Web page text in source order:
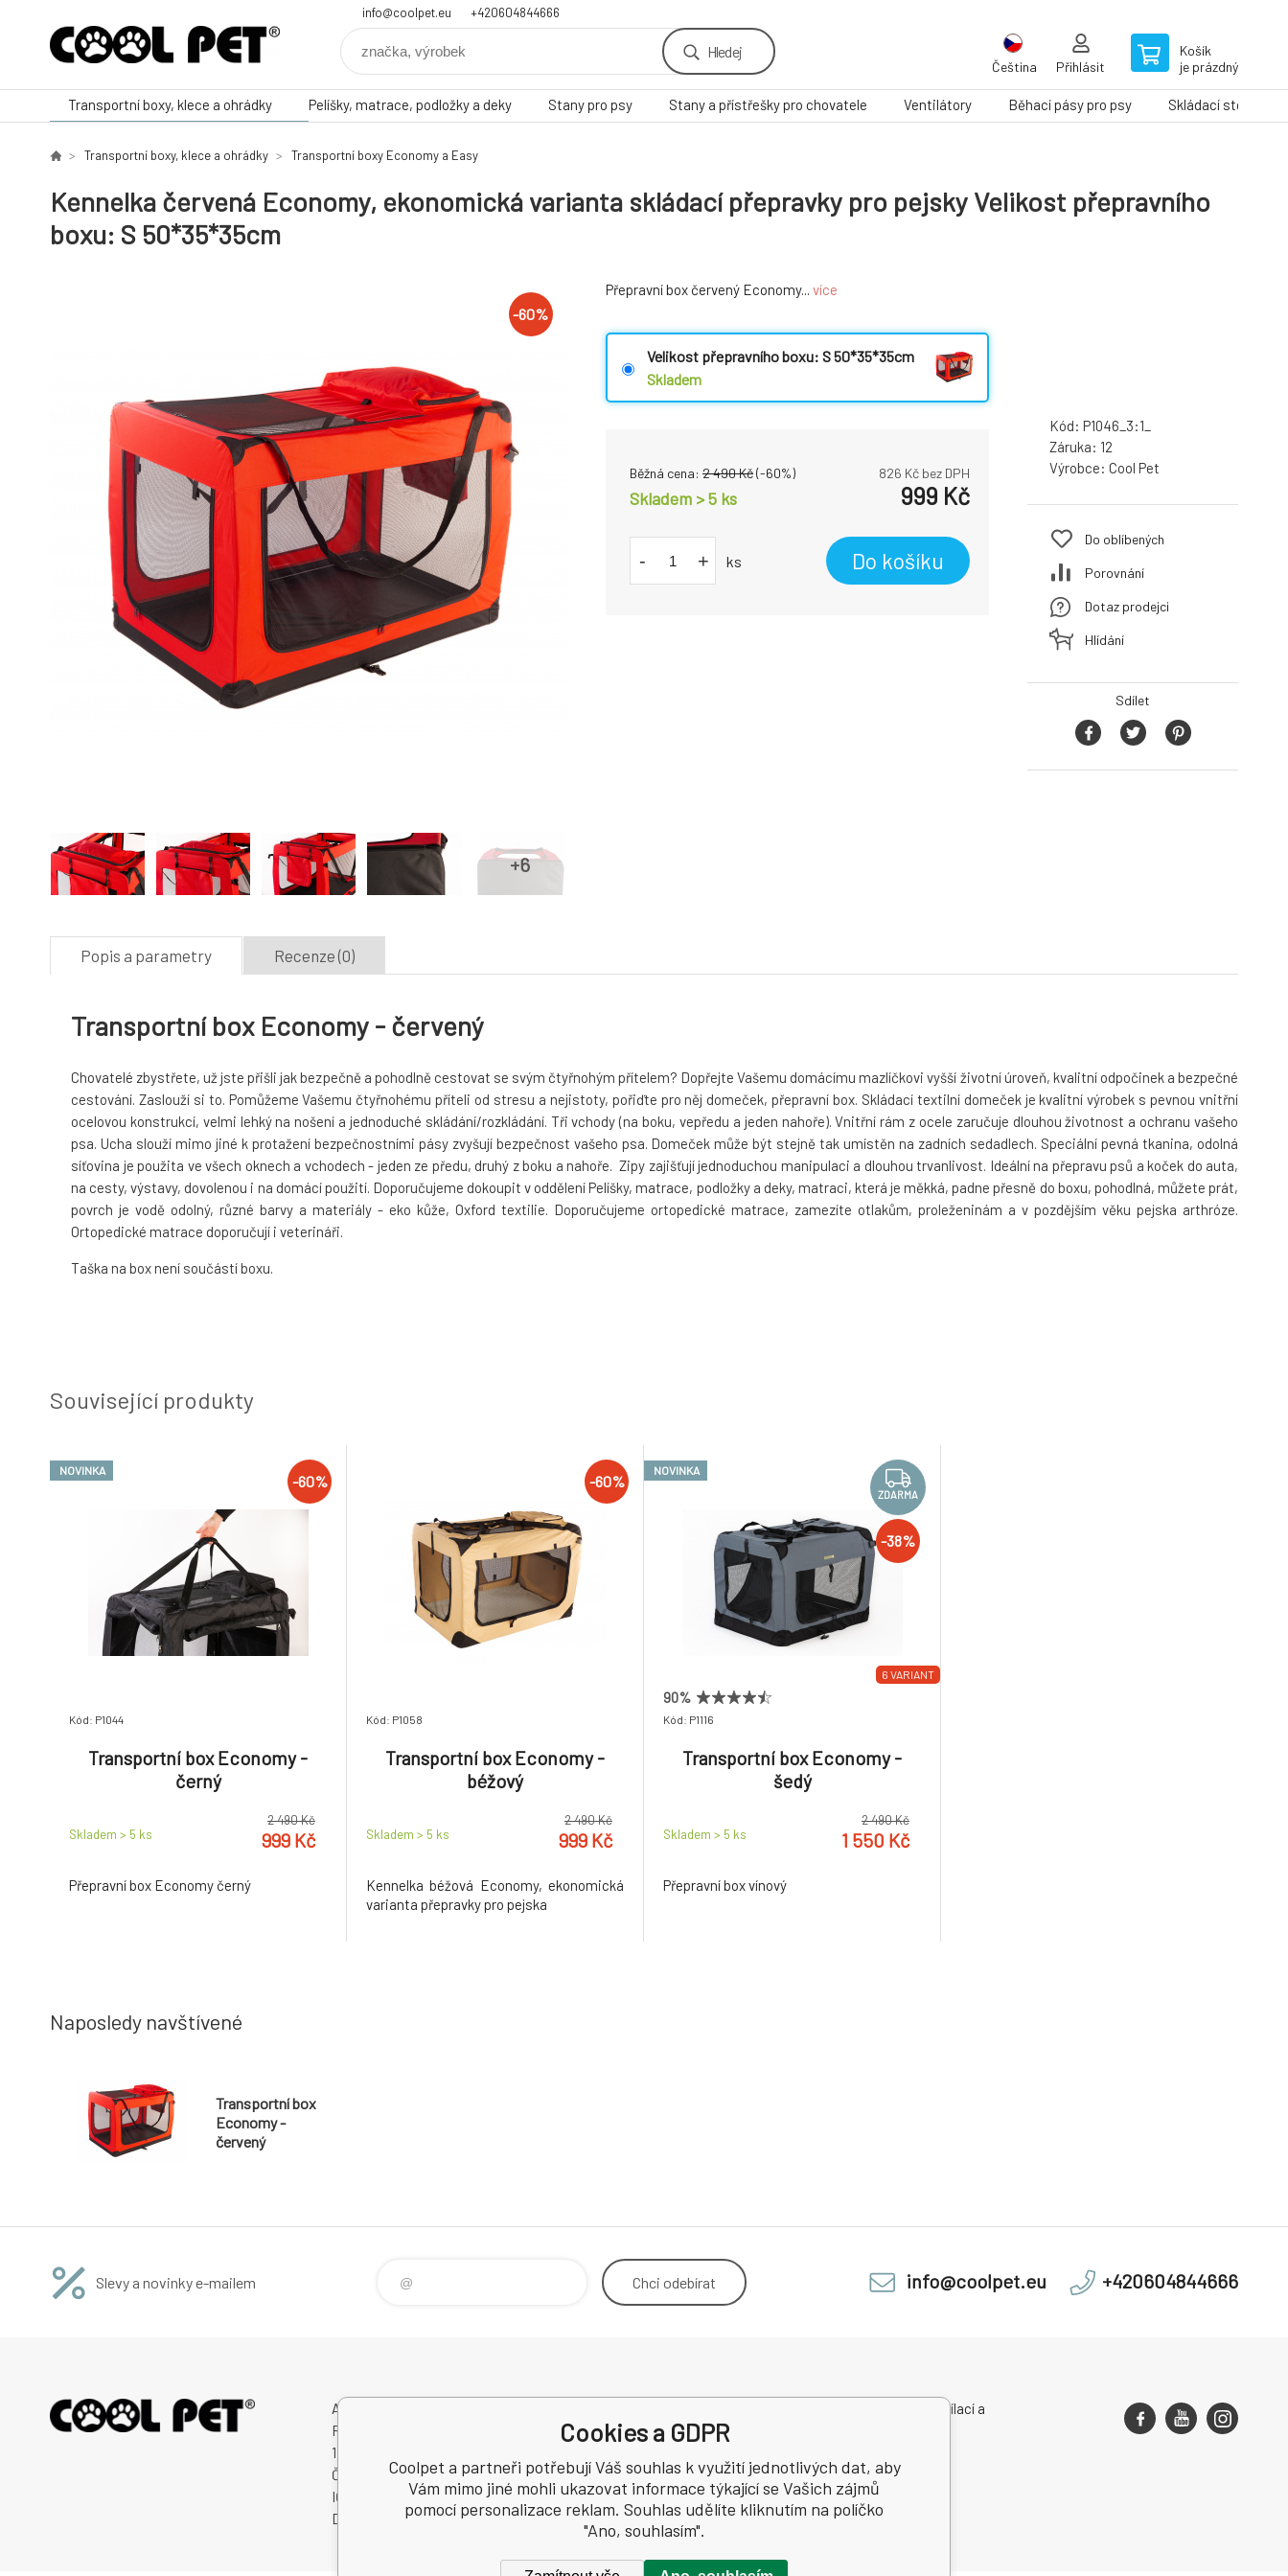
info@coolpet.eu +420604844666
Hledej
Čeština Přihlásit
Košík
je prázdný
Transportní boxy, klece a ohrádky Pelíšky, matrace, podložky a deky Stany pro psy Stany a přístřešky pro chovatele Ventilátory Běhací pásy pro psy Skládací stoly na
Transportní boxy, klece a ohrádky Transportní boxy Economy a Easy
Kennelka červená Economy, ekonomická varianta skládací přepravky pro pejsky Velikost přepravního
boxu: S 50*35*35cm
-60%
Přepravní box červený Economy... více
Velikost přepravního boxu: S 50*35*35cm
Skladem
Běžná cena: 2 490Kč(-60%) 826 Kč bez DPH
Skladem > 5 ks 999 Kč
- + ks Do košíku
Kód: P1046_3:1_
Záruka: 12
Výrobce: Cool Pet
Do oblíbených
Porovnání
Dotaz prodejci
Hlídání
Sdílet
Popis a parametry Recenze (0)
Transportní box Economy - červený
Chovatelé zbystřete, už jste přišli jak bezpečně a pohodlně cestovat se svým čtyřnohým přítelem? Dopřejte Vašemu domácímu mazlíčkovi vyšší životní úroveň, kvalitní odpočinek a bezpečné
cestování. Zaslouží si to. Pomůžeme Vašemu čtyřnohému příteli od stresu a nejistoty, pořiďte pro něj domeček, přepravní box. Skládací textilní domeček je kvalitní výrobek s pevnou vnitřní
ocelovou konstrukcí, velmi lehký na nošení a jednoduché skládání/rozkládání. Tři vchody (na boku, vepředu a jeden nahoře). Vnitřní rám z ocele zaručuje dlouhou životnost a ochranu vašeho
psa. Ucha slouží mimo jiné k protažení bezpečnostními pásy zvyšují bezpečnost vašeho psa. Domeček může být stejně tak umístěn na zadních sedadlech. Speciální pevná tkanina, odolná
síťovina je použita ve všech oknech a vchodech - jeden ze předu, druhý z boku a nahoře. Zipy zajišťují jednoduchou manipulaci a dlouhou trvanlivost. Ideální na přepravu psů a koček do auta,
na cesty, výstavy, dovolenou i na domácí použití. Doporučujeme dokoupit v oddělení Pelíšky, matrace, podložky a deky, matraci, která je měkká, padne přesně do boxu, pohodlná, můžete prát,
povrch je vodě odolný, různé barvy a materiály - eko kůže, Oxford textilie. Doporučujeme ortopedické matrace, zamezíte otlakům, proleženinám a v pozdějším věku pejska arthróze.
Ortopedické matrace doporučují i veterináři.
Taška na box není součástí boxu.
Související produkty
NOVINKA
-60%
Kód: P1044
Transportní box Economy -
černý
Skladem > 5 ks
2 490 Kč
999 Kč
Přepravní box Economy černý
-60%
Kód: P1058
Transportní box Economy -
béžový
Skladem > 5 ks
2 490 Kč
999 Kč
Kennelka béžová Economy, ekonomická
varianta přepravky pro pejska
6 VARIANT
NOVINKA
ZDARMA
-38%
90%
Kód: P1116
Transportní box Economy -
šedý
Skladem > 5 ks
2 490 Kč
1 550 Kč
Přepravní box vínový
Naposledy navštívené
Transportní box
Economy -
červený
Slevy a novinky e-mailem Chci odebírat info@coolpet.eu +420604844666
Avitex,s.r.o.
Rybná 716/24
11000 Praha 1
Česká Republika
IČO: 60745291
DIČ: CZ60745291
Kontakt
Recenze
Adresa provozovny, zasílací a
Cookies a GDPR
Coolpet a partneři potřebují Váš souhlas k využití jednotlivých dat, aby
Vám mimo jiné mohli ukazovat informace týkající se Vašich zájmů
pomocí personalizace reklam. Souhlas udělíte kliknutím na políčko
"Ano, souhlasím".